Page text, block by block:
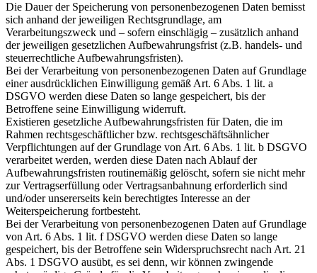
Die Dauer der Speicherung von personenbezogenen Daten bemisst
sich anhand der jeweiligen Rechtsgrundlage, am
Verarbeitungszweck und – sofern einschlägig – zusätzlich anhand
der jeweiligen gesetzlichen Aufbewahrungsfrist (z.B. handels- und
steuerrechtliche Aufbewahrungsfristen).
Bei der Verarbeitung von personenbezogenen Daten auf Grundlage
einer ausdrücklichen Einwilligung gemäß Art. 6 Abs. 1 lit. a
DSGVO werden diese Daten so lange gespeichert, bis der
Betroffene seine Einwilligung widerruft.
Existieren gesetzliche Aufbewahrungsfristen für Daten, die im
Rahmen rechtsgeschäftlicher bzw. rechtsgeschäftsähnlicher
Verpflichtungen auf der Grundlage von Art. 6 Abs. 1 lit. b DSGVO
verarbeitet werden, werden diese Daten nach Ablauf der
Aufbewahrungsfristen routinemäßig gelöscht, sofern sie nicht mehr
zur Vertragserfüllung oder Vertragsanbahnung erforderlich sind
und/oder unsererseits kein berechtigtes Interesse an der
Weiterspeicherung fortbesteht.
Bei der Verarbeitung von personenbezogenen Daten auf Grundlage
von Art. 6 Abs. 1 lit. f DSGVO werden diese Daten so lange
gespeichert, bis der Betroffene sein Widerspruchsrecht nach Art. 21
Abs. 1 DSGVO ausübt, es sei denn, wir können zwingende